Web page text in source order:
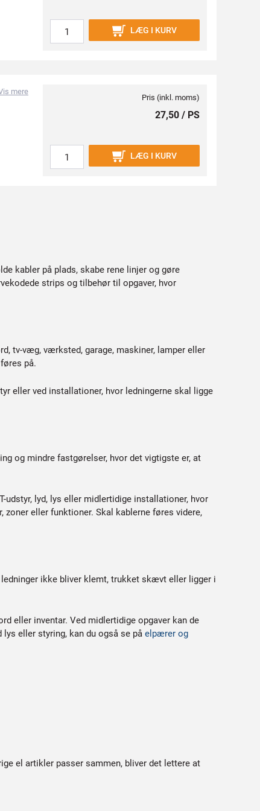
LÆG I KURV
mere
Pris (inkl. moms)
27,50 / PS
LÆG I KURV
kabler på plads, skabe rene linjer og gøre
strips og tilbehør til opgaver, hvor
tv-væg, værksted, garage, maskiner, lamper eller
på.
eller ved installationer, hvor ledningerne skal ligge
og mindre fastgørelser, hvor det vigtigste er, at
lyd, lys eller midlertidige installationer, hvor
eller funktioner. Skal kablerne føres videre,
ikke bliver klemt, trukket skævt eller ligger i
eller inventar. Ved midlertidige opgaver kan de
eller styring, kan du også se på elpærer og
el artikler passer sammen, bliver det lettere at